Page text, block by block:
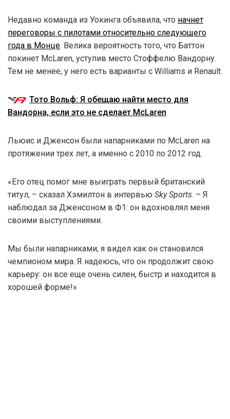
Недавно команда из Уокинга объявила, что начнет
переговоры с пилотами относительно следующего
года в Монце. Велика вероятность того, что Баттон
покинет McLaren, уступив место Стоффелю Вандорну.
Тем не менее, у него есть варианты с Williams и Renault.
Тото Вольф: Я обещаю найти место для
Вандорна, если это не сделает McLaren
Льюис и Дженсон были напарниками по McLaren на
протяжении трех лет, а именно с 2010 по 2012 год.
«Его отец помог мне выиграть первый британский
титул, – сказал Хэмилтон в интервью Sky Sports. – Я
наблюдал за Дженсоном в Ф1: он вдохновлял меня
своими выступлениями.
Мы были напарниками, я видел как он становился
чемпионом мира. Я надеюсь, что он продолжит свою
карьеру: он все еще очень силен, быстр и находится в
хорошей форме!»